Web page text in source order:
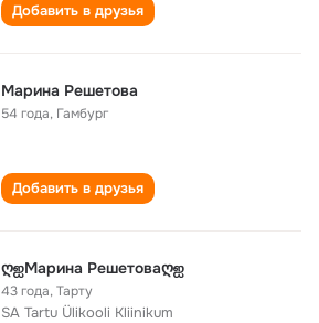
Добавить в друзья
Марина Решетова
54 года, Гамбург
Добавить в друзья
ღஐМарина Решетоваღஐ
43 года,Тарту
SA Tartu Ülikooli Kliinikum